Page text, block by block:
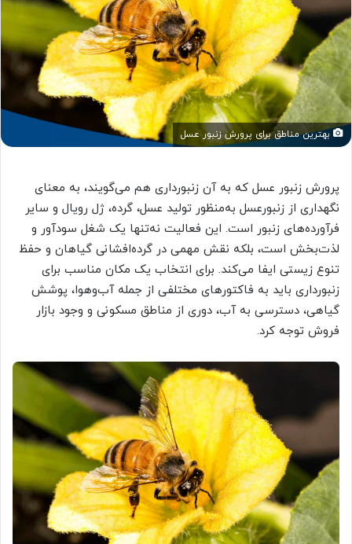
بهترین مناطق برای پرورش زنبور عسل
پرورش زنبور عسل که به آن زنبورداری هم می‌گویند، به معنای
نگهداری از زنبورعسل به‌منظور تولید عسل، گرده، ژل رویال و سایر
فرآورده‌های زنبور است. این فعالیت نه‌تنها یک شغل سودآور و
لذت‌بخش است، بلکه نقش مهمی در گرده‌افشانی گیاهان و حفظ
تنوع زیستی ایفا می‌کند. برای انتخاب یک مکان مناسب برای
زنبورداری باید به فاکتورهای مختلفی از جمله آب‌وهوا، پوشش
گیاهی، دسترسی به آب، دوری از مناطق مسکونی و وجود بازار
فروش توجه کرد.